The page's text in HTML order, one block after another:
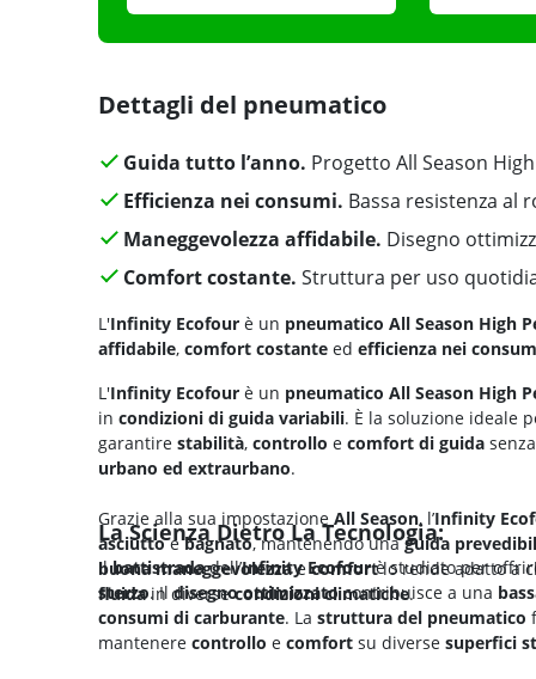
Dettagli del pneumatico
Guida tutto l’anno. Progetto All Season
Efficienza nei consumi. Bassa resistenza al
Maneggevolezza affidabile. Disegno
Comfort costante. Struttura per uso
L'Infinity Ecofour è un pneumatico All Season High
affidabile, comfort costante ed efficienza nei
L'Infinity Ecofour è un pneumatico All Season High
in condizioni di guida variabili. È la soluzione ideale
garantire stabilità, controllo e comfort di guida
urbano ed extraurbano.
Grazie alla sua impostazione All Season, l’Infinity
asciuttoebagnato, mantenendo unaguida
buona maneggevolezzaecomfortlo rende adatto a
fluidain diversecondizioni climatiche.
La Scienza Dietro La Tecnologia:
Ilbattistradadell’Infinity Ecofourè studiato per
sterzo. Ildisegno ottimizzatocontribuisce a una
consumi di carburante. La struttura del pneumatico
mantenere controllo e comfort su diverse superfici